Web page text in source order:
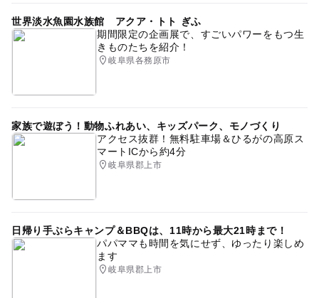
世界淡水魚園水族館 アクア・トト ぎふ
期間限定の企画展で、すごいパワーをもつ生
きものたちを紹介！
岐阜県各務原市
家族で遊ぼう！動物ふれあい、キッズパーク、モノづくり
アクセス抜群！無料駐車場＆ひるがの高原ス
マートICから約4分
岐阜県郡上市
日帰り手ぶらキャンプ＆BBQは、11時から最大21時まで！
パパママも時間を気にせず、ゆったり楽しめ
ます
岐阜県郡上市